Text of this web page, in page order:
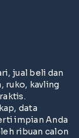
jual beli dan
ruko, kavling
data
impian Anda
ribuan calon